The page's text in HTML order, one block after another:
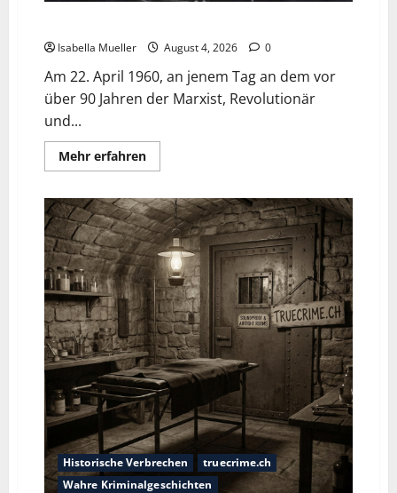
Isabella Mueller August 4, 2026 0
Am 22. April 1960, an jenem Tag an dem vor
über 90 Jahren der Marxist, Revolutionär
und...
Mehr erfahren
Historische Verbrechen
truecrime.ch
Wahre Kriminalgeschichten